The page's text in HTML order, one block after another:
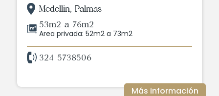
Medellin, Palmas
53m2 a 76m2
Area privada: 52m2 a 73m2
324 5738506
Más información